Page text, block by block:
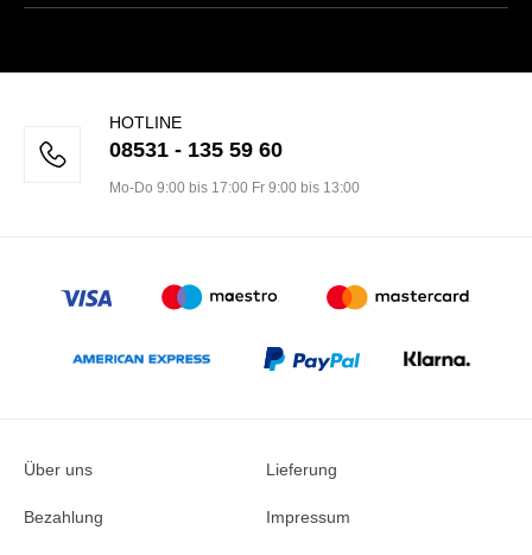
HOTLINE
08531 - 135 59 60
Mo-Do 9:00 bis 17:00 Fr 9:00 bis 13:00
Über uns Lieferung
Bezahlung Impressum